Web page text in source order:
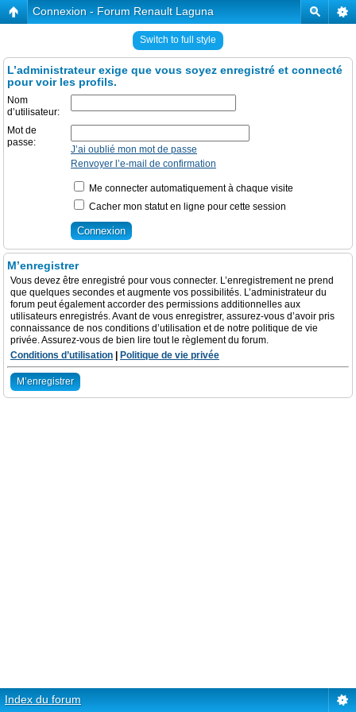
Connexion - Forum Renault Laguna
Switch to full style
L’administrateur exige que vous soyez enregistré et connecté
pour voir les profils.
Nom
d’utilisateur:
Mot de
passe:
J’ai oublié mon mot de passe
Renvoyer l’e-mail de confirmation
Me connecter automatiquement à chaque visite
Cacher mon statut en ligne pour cette session
M’enregistrer
Vous devez être enregistré pour vous connecter. L’enregistrement ne prend
que quelques secondes et augmente vos possibilités. L’administrateur du
forum peut également accorder des permissions additionnelles aux
utilisateurs enregistrés. Avant de vous enregistrer, assurez-vous d’avoir pris
connaissance de nos conditions d’utilisation et de notre politique de vie
privée. Assurez-vous de bien lire tout le règlement du forum.
Conditions d’utilisation
Politique de vie privée
M’enregistrer
Index du forum